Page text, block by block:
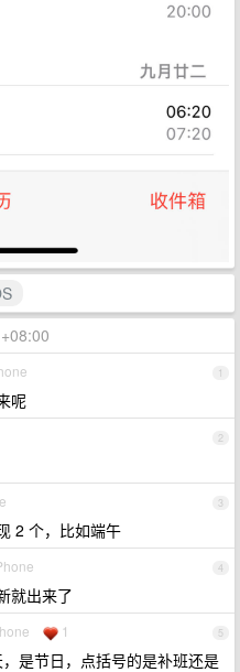
1
呢
2
3
2 个，比如端午
4
就出来了
5
1
是节日，点括号的是补班还是